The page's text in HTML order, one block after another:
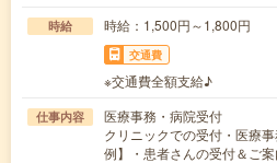
時給 時給：1,500円～1,800円
交通費
※交通費全額支給♪
仕事内容
医療事務・病院受付
クリニックでの受付・医療
例】・患者さんの受付＆ご